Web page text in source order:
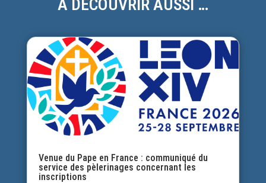
À DÉCOUVRIR AUSSI …
Venue du Pape en France : communiqué du
service des pèlerinages concernant les
inscriptions